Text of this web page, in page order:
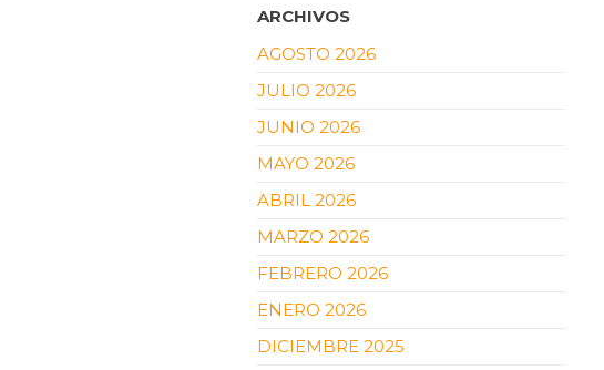
ARCHIVOS
AGOSTO 2026
JULIO 2026
JUNIO 2026
MAYO 2026
ABRIL 2026
MARZO 2026
FEBRERO 2026
ENERO 2026
DICIEMBRE 2025